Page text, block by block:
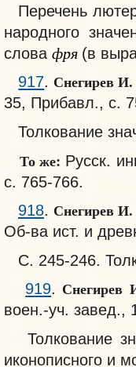
Перечень
народного
слова фря (в
917. Снегирев И.
35, Прибавл., с.
Толкование
То же: Русск.
с. 765-766.
918.Снегирев
Об-ва ист. и
С. 245-246.
919. Снегирев
воен.-уч. завед.,
Толкование
иконописного и